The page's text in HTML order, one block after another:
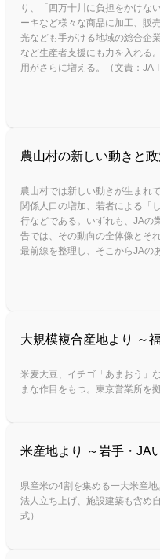
り、「四万十川に負担をかけな
ーキなど様々な商品に加工、販
光なども手がける地域の総合企
など生産者支援にも力を入れる
用がさらに増える。（文責：JA-
農山村の新しい動きと
農山村では新しい動きが生まれ
関係人口の増加、若者による「
行などである。いずれも、JAの
告では、その動向の全体像とそ
最前線を整理し、そこからJAの
大規模複合産地より ～
米麦大豆、イチゴ「あまおう」
まな作目をもつ。東京営業所を
米産地より ～岩手・JA
県産米の4割を集める一大米産
法人立ち上げ、施設建築も含め
式）